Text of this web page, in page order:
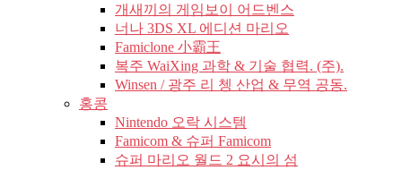
개새끼의 게임보이 어드벤스
너나 3DS XL 에디션 마리오
Famiclone 小霸王
복주 WaiXing 과학 & 기술 협력. (주).
Winsen / 광주 리 쳉 산업 & 무역 공동.
홍콩
Nintendo 오락 시스템
Famicom & 슈퍼 Famicom
슈퍼 마리오 월드 2 요시의 섬